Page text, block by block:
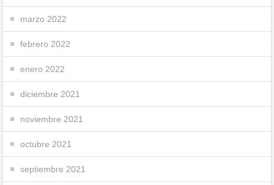
marzo 2022
febrero 2022
enero 2022
diciembre 2021
noviembre 2021
octubre 2021
septiembre 2021